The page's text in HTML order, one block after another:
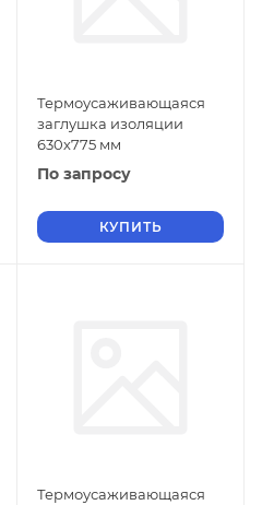
Термоусаживающаяся
заглушка изоляции
630х775 мм
По запросу
КУПИТЬ
Термоусаживающаяся